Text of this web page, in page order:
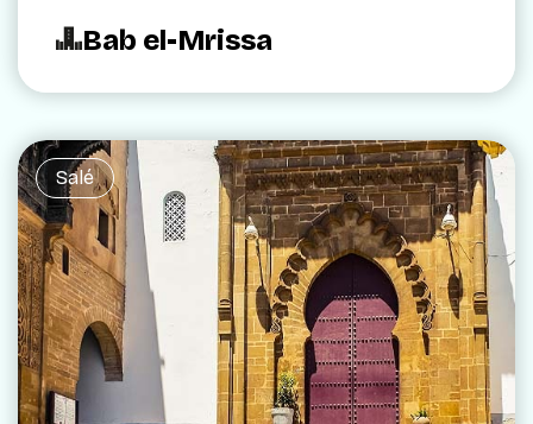
Bab el-Mrissa
Salé